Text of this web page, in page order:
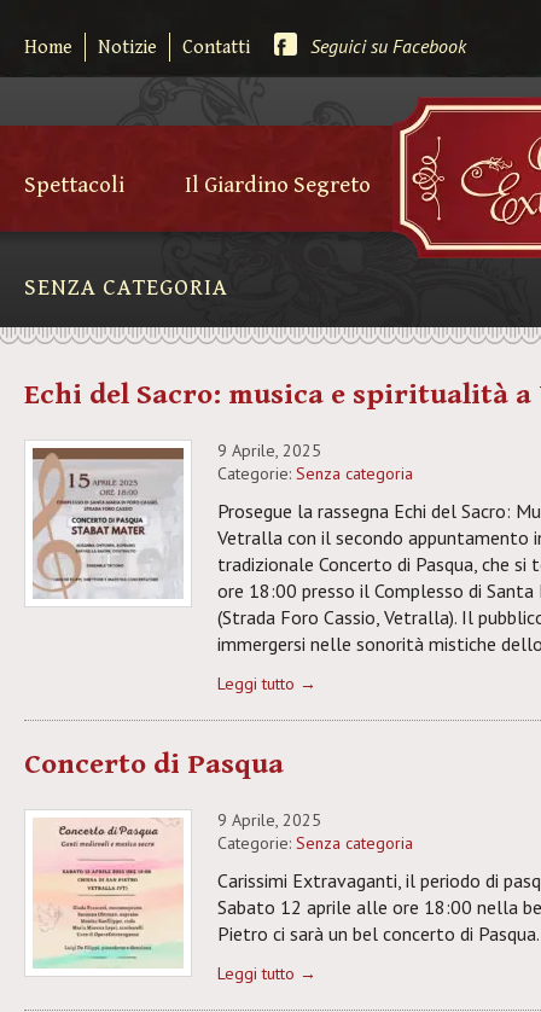
Home Notizie Contatti Seguici su Facebook
Spettacoli Il Giardino Segreto
SENZA CATEGORIA
Echi del Sacro: musica e spiritualità
9 Aprile, 2025
Categorie: Senza categoria
Prosegue la rassegna Echi del Sacro:
Vetralla con il secondo appuntamento
tradizionale Concerto di Pasqua, che
ore 18:00 presso il Complesso di Santa
(Strada Foro Cassio, Vetralla). Il
immergersi nelle sonorità mistiche
Leggi tutto →
Concerto di Pasqua
9 Aprile, 2025
Categorie: Senza categoria
Carissimi Extravaganti, il periodo di
Sabato 12 aprile alle ore 18:00 nella
Pietro ci sarà un bel concerto di
Leggi tutto →